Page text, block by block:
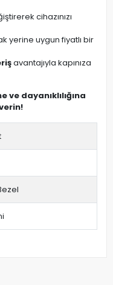
cihazınızı
yerine uygun fiyatlı bir
avantajıyla kapınıza
ve dayanıklılığına